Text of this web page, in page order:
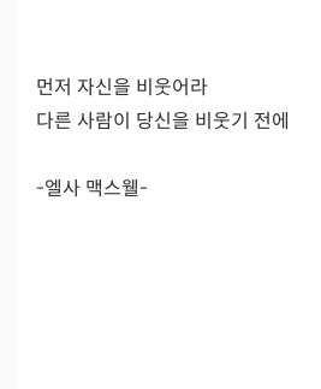
먼저 자신을 비웃어라
다른 사람이 당신을 비웃기 전에
-엘사 맥스웰-